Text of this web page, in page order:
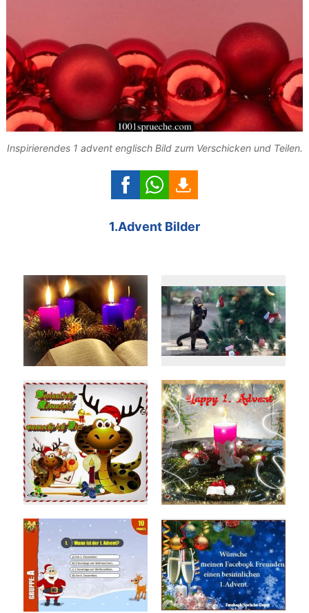
Inspirierendes 1 advent englisch Bild zum Verschicken und Teilen.
1.Advent Bilder